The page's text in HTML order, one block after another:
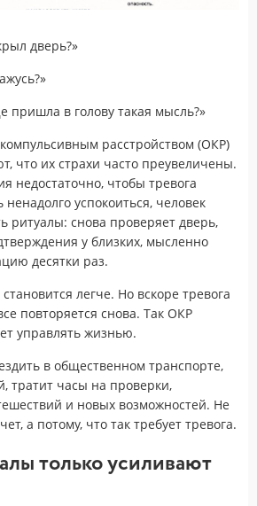
дверь?»
пришла в голову такая мысль?»
расстройством (ОКР)
что их страхи часто преувеличены.
недостаточно, чтобы тревога
успокоиться, человек
ритуалы: снова проверяет дверь,
у близких, мысленно
десятки раз.
легче. Но вскоре тревога
повторяется снова. Так ОКР
управлять жизнью.
в общественном транспорте,
тратит часы на проверки,
и новых возможностей. Не
а потому, что так требует тревога.
только усиливают